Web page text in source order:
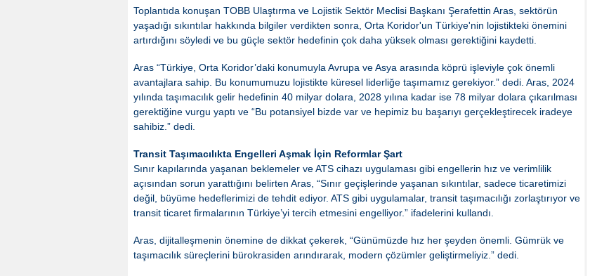
Toplantıda konuşan TOBB Ulaştırma ve Lojistik Sektör Meclisi Başkanı Şerafettin Aras, sektörün
yaşadığı sıkıntılar hakkında bilgiler verdikten sonra, Orta Koridor'un Türkiye'nin lojistikteki önemini
artırdığını söyledi ve bu güçle sektör hedefinin çok daha yüksek olması gerektiğini kaydetti.
Aras “Türkiye, Orta Koridor’daki konumuyla Avrupa ve Asya arasında köprü işleviyle çok önemli
avantajlara sahip. Bu konumumuzu lojistikte küresel liderliğe taşımamız gerekiyor.” dedi. Aras, 2024
yılında taşımacılık gelir hedefinin 40 milyar dolara, 2028 yılına kadar ise 78 milyar dolara çıkarılması
gerektiğine vurgu yaptı ve “Bu potansiyel bizde var ve hepimiz bu başarıyı gerçekleştirecek iradeye
sahibiz.” dedi.
Transit Taşımacılıkta Engelleri Aşmak İçin Reformlar Şart
Sınır kapılarında yaşanan beklemeler ve ATS cihazı uygulaması gibi engellerin hız ve verimlilik
açısından sorun yarattığını belirten Aras, “Sınır geçişlerinde yaşanan sıkıntılar, sadece ticaretimizi
değil, büyüme hedeflerimizi de tehdit ediyor. ATS gibi uygulamalar, transit taşımacılığı zorlaştırıyor ve
transit ticaret firmalarının Türkiye’yi tercih etmesini engelliyor.” ifadelerini kullandı.
Aras, dijitalleşmenin önemine de dikkat çekerek, “Günümüzde hız her şeyden önemli. Gümrük ve
taşımacılık süreçlerini bürokrasiden arındırarak, modern çözümler geliştirmeliyiz.” dedi.